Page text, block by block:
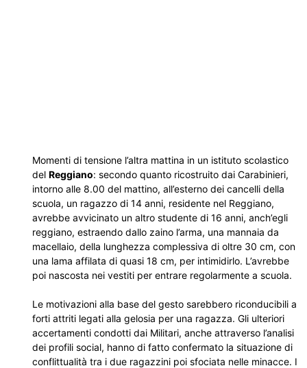
Momenti di tensione l’altra mattina in un istituto scolastico
del Reggiano: secondo quanto ricostruito dai Carabinieri,
intorno alle 8.00 del mattino, all’esterno dei cancelli della
scuola, un ragazzo di 14 anni, residente nel Reggiano,
avrebbe avvicinato un altro studente di 16 anni, anch’egli
reggiano, estraendo dallo zaino l’arma, una mannaia da
macellaio, della lunghezza complessiva di oltre 30 cm, con
una lama affilata di quasi 18 cm, per intimidirlo. L’avrebbe
poi nascosta nei vestiti per entrare regolarmente a scuola.
Le motivazioni alla base del gesto sarebbero riconducibili a
forti attriti legati alla gelosia per una ragazza. Gli ulteriori
accertamenti condotti dai Militari, anche attraverso l’analisi
dei profili social, hanno di fatto confermato la situazione di
conflittualità tra i due ragazzini poi sfociata nelle minacce. I